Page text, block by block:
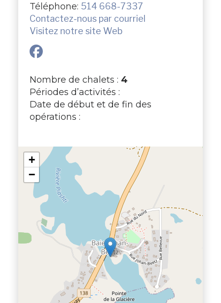
Téléphone: 514 668-7337
Contactez-nous par courriel
Visitez notre site Web
Nombre de chalets : 4
Périodes d’activités :
Date de début et de fin des
opérations :
+
−